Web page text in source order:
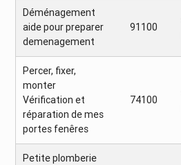
Déménagement
aide pour preparer
demenagement
91100
Percer, fixer,
monter
Vérification et
réparation de mes
portes fenêres
74100
Petite plomberie